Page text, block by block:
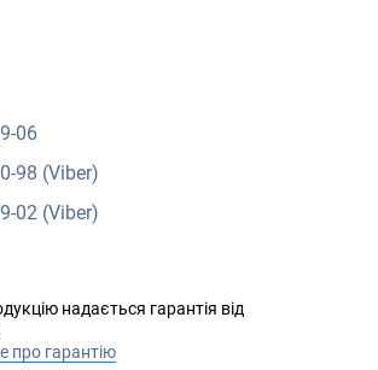
06
98 (Viber)
02 (Viber)
надається гарантія від
про гарантію